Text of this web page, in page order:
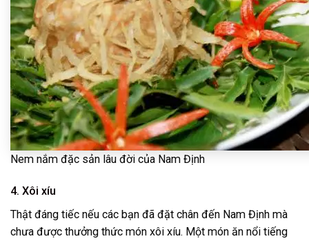
Nem nắm đặc sản lâu đời của Nam Định
4. Xôi xíu
Thật đáng tiếc nếu các bạn đã đặt chân đến Nam Định mà
chưa được thưởng thức món xôi xíu. Một món ăn nổi tiếng